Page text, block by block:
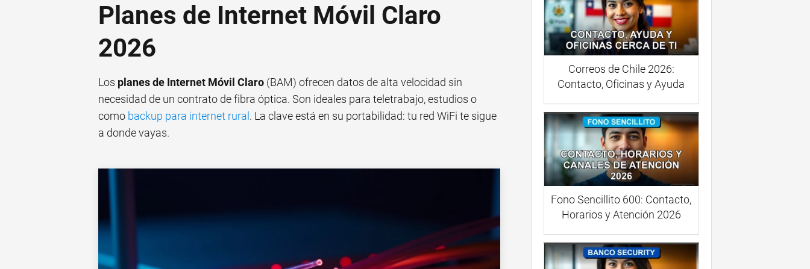
Planes de Internet Móvil Claro
2026
Los planes de Internet Móvil Claro (BAM) ofrecen datos de alta velocidad sin
necesidad de un contrato de fibra óptica. Son ideales para teletrabajo, estudios o
como backup para internet rural . La clave está en su portabilidad: tu red WiFi te sigue
a donde vayas.
Correos de Chile 2026:
Contacto, Oficinas y Ayuda
Fono Sencillito 600: Contacto,
Horarios y Atención 2026